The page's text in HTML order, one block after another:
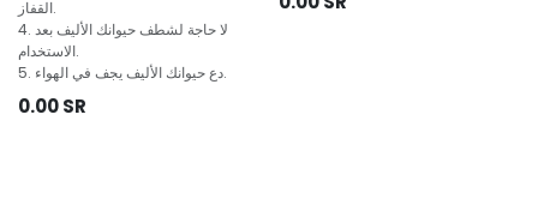
القفاز.
4. لا حاجة لشطف حيوانك الأليف بعد
الاستخدام.
5. دع حيوانك الأليف يجف في الهواء.
0.00SR